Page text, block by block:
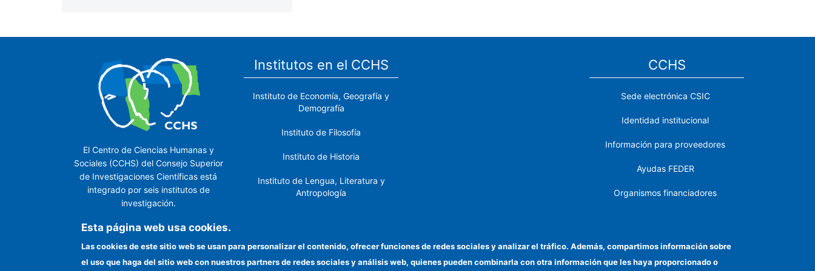
El Centro de Ciencias Humanas y
Sociales (CCHS) del Consejo Superior
de Investigaciones Científicas está
integrado por seis institutos de
investigación.
Institutos en el CCHS
Instituto de Economía, Geografía y
Demografía
Instituto de Filosofía
Instituto de Historia
Instituto de Lengua, Literatura y
Antropología
Próximo
Instituto de Políticas y Bienes
CCHS
Sede electrónica CSIC
Identidad institucional
Información para proveedores
Ayudas FEDER
Organismos financiadores
Cómo llegar
Esta página web usa cookies.
Las cookies de este sitio web se usan para personalizar el contenido, ofrecer funciones de redes sociales y analizar el tráfico. Además, compartimos información sobre
el uso que haga del sitio web con nuestros partners de redes sociales y análisis web, quienes pueden combinarla con otra información que les haya proporcionado o